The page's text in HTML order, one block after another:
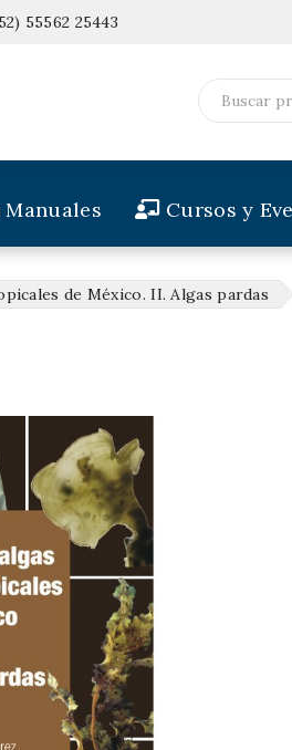
55562 25443
Manuales Cursos y
de México. II. Algas pardas